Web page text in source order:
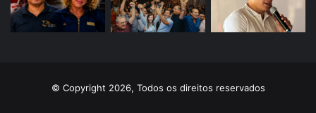
© Copyright 2026, Todos os direitos reservados